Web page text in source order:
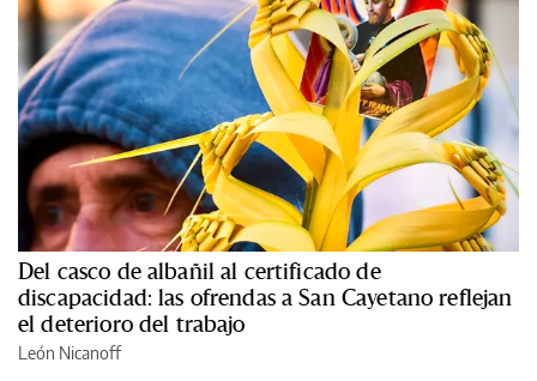
Del casco de albañil al certificado de
discapacidad: las ofrendas a San Cayetano reflejan
el deterioro del trabajo
León Nicanoff